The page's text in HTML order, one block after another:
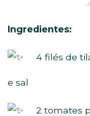
Ingredientes:
4 filés de
e sal
2 tomates